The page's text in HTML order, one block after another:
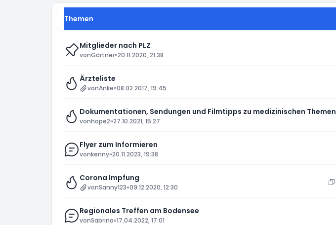
Themen
Mitglieder nach PLZ
vonGärtner»20.11.2020, 21:38
Ärzteliste
vonAnke»08.02.2017, 19:45
Dokumentationen, Sendungen und Filmtipps zu medizinischen Themen
vonhope2»27.10.2021, 15:27
Flyer zum Informieren
vonkenny»20.11.2023, 19:38
Corona Impfung
vonSanny123»09.12.2020, 12:30
Regionales Treffen am Bodensee
vonSabrina»17.04.2022, 17:01